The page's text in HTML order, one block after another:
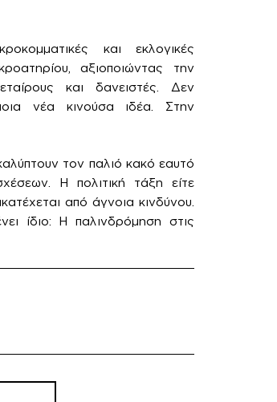
και εκλογικές
αξιοποιώντας την
και δανειστές. Δεν
νέα κινούσα ιδέα. Στην
τον παλιό κακό εαυτό
Η πολιτική τάξη είτε
από άγνοια κινδύνου.
ίδιο: Η παλινδρόμηση στις